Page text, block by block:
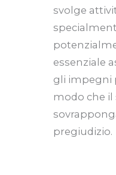
svolge
essenziale
gli impegni
modo che il
pregiudizio.